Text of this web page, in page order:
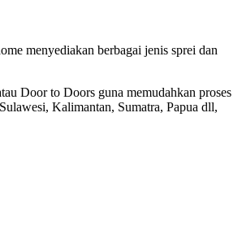
menyediakan berbagai jenis sprei dan
Door to Doors guna memudahkan proses
Kalimantan, Sumatra, Papua dll,